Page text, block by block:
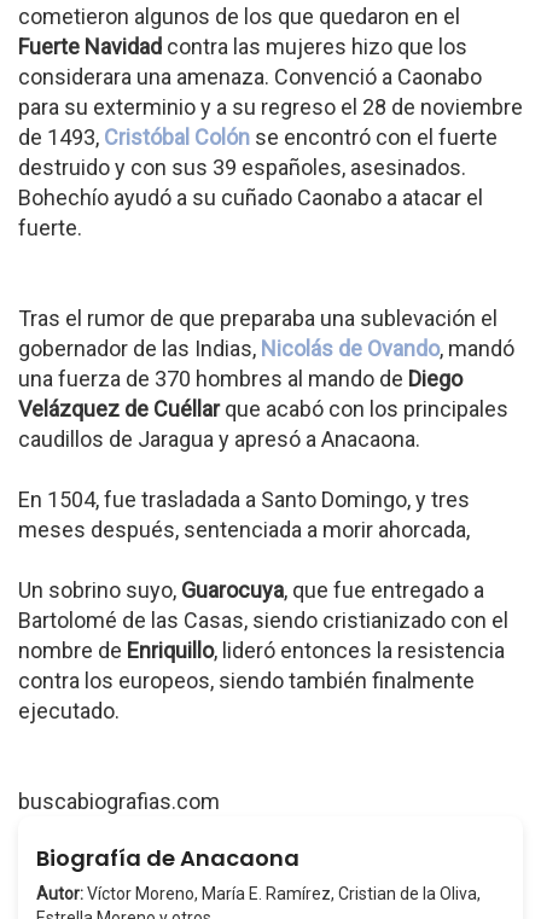
cometieron algunos de los que quedaron en el
Fuerte Navidad contra las mujeres hizo que los
considerara una amenaza. Convenció a Caonabo
para su exterminio y a su regreso el 28 de noviembre
de 1493, Cristóbal Colón se encontró con el fuerte
destruido y con sus 39 españoles, asesinados.
Bohechío ayudó a su cuñado Caonabo a atacar el
fuerte.
Tras el rumor de que preparaba una sublevación el
gobernador de las Indias, Nicolás de Ovando, mandó
una fuerza de 370 hombres al mando de Diego
Velázquez de Cuéllarque acabó con los principales
caudillos de Jaragua y apresó a Anacaona.
En 1504, fue trasladada a Santo Domingo, y tres
meses después, sentenciada a morir ahorcada,
Un sobrino suyo, Guarocuya, que fue entregado a
Bartolomé de las Casas, siendo cristianizado con el
nombre de Enriquillo, lideró entonces la resistencia
contra los europeos, siendo también finalmente
ejecutado.
buscabiografias.com
Biografía de Anacaona
Autor:Víctor Moreno, María E. Ramírez, Cristian de la Oliva,